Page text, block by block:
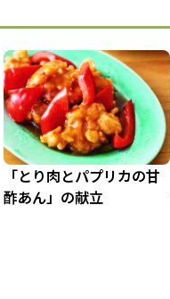
「とり肉とパプリカの甘
酢あん」の献立